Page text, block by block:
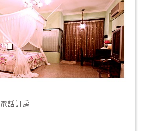
電話訂房